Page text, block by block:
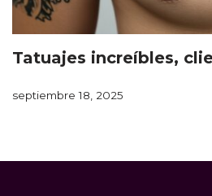
Tatuajes increíbles,
septiembre 18, 2025